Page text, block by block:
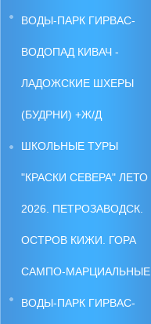
ВОДЫ-ПАРК ГИРВАС-
ВОДОПАД КИВАЧ -
ЛАДОЖСКИЕ ШХЕРЫ
(БУДРНИ) +Ж/Д
ШКОЛЬНЫЕ ТУРЫ
"КРАСКИ СЕВЕРА" ЛЕТО
2026. ПЕТРОЗАВОДСК.
ОСТРОВ КИЖИ. ГОРА
САМПО-МАРЦИАЛЬНЫЕ
ВОДЫ-ПАРК ГИРВАС-